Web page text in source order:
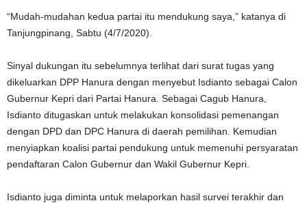
“Mudah-mudahan kedua partai itu mendukung saya,” katanya di
Tanjungpinang, Sabtu (4/7/2020).
Sinyal dukungan itu sebelumnya terlihat dari surat tugas yang
dikeluarkan DPP Hanura dengan menyebut Isdianto sebagai Calon
Gubernur Kepri dari Partai Hanura. Sebagai Cagub Hanura,
Isdianto ditugaskan untuk melakukan konsolidasi pemenangan
dengan DPD dan DPC Hanura di daerah pemilihan. Kemudian
menyiapkan koalisi partai pendukung untuk memenuhi persyaratan
pendaftaran Calon Gubernur dan Wakil Gubernur Kepri.
Isdianto juga diminta untuk melaporkan hasil survei terakhir dan